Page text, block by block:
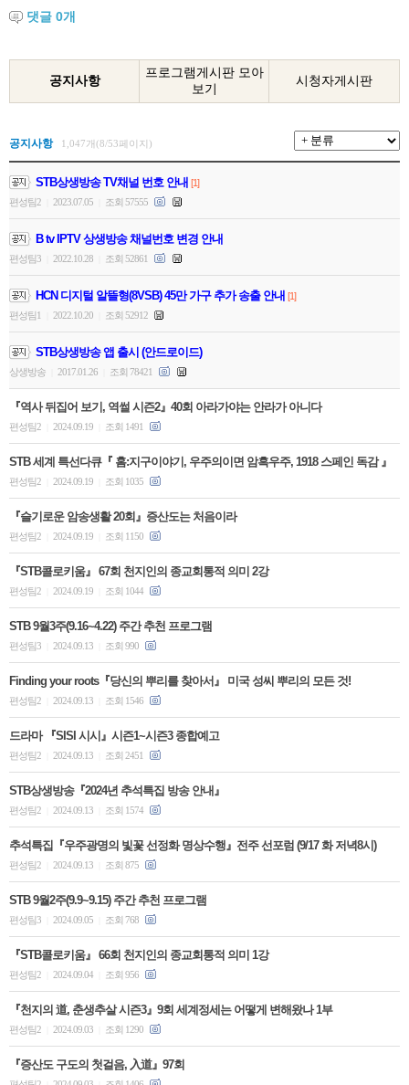
댓글 0개
공지사항
프로그램게시판 모아
보기
시청자게시판
공지사항 1,047개(8/53페이지)
STB상생방송 TV채널 번호 안내 [1]
편성팀2
2023.07.05 조회 57555
B tv IPTV 상생방송 채널번호 변경 안내
편성팀3 2022.10.28 조회 52861
HCN 디지털 알뜰형(8VSB) 45만 가구 추가 송출 안내 [1]
편성팀1
2022.10.20 조회 52912
STB상생방송 앱 출시 (안드로이드)
상생방송 2017.01.26 조회 78421
『역사 뒤집어 보기, 역썰 시즌2』40회 아라가야는 안라가 아니다
편성팀2 2024.09.19 조회 1491
STB 세계 특선다큐『 홈:지구이야기, 우주의이면 암흑우주, 1918 스페인 독감 』
편성팀2 2024.09.19 조회 1035
『슬기로운 암송생활 20회』증산도는 처음이라
편성팀2 2024.09.19 조회 1150
『STB콜로키움』 67회 천지인의 종교회통적 의미 2강
편성팀2 2024.09.19 조회 1044
STB 9월3주(9.16~4.22) 주간 추천 프로그램
편성팀3 2024.09.13 조회 990
Finding your roots『당신의 뿌리를 찾아서』 미국 성씨 뿌리의 모든 것!
편성팀2 2024.09.13 조회 1546
드라마 『SISI 시시』시즌1~시즌3 종합예고
편성팀2 2024.09.13 조회 2451
STB상생방송『2024년 추석특집 방송 안내』
편성팀2 2024.09.13 조회 1574
추석특집『우주광명의 빛꽃 선정화 명상수행』전주 선포럼 (9/17 화 저녁8시)
편성팀2 2024.09.13 조회 875
STB 9월2주(9.9~9.15) 주간 추천 프로그램
편성팀3 2024.09.05 조회 768
『STB콜로키움』 66회 천지인의 종교회통적 의미 1강
편성팀2 2024.09.04 조회 956
『천지의 道, 춘생추살 시즌3』9회 세계정세는 어떻게 변해왔나 1부
편성팀2 2024.09.03 조회 1290
『증산도 구도의 첫걸음, 入道』97회